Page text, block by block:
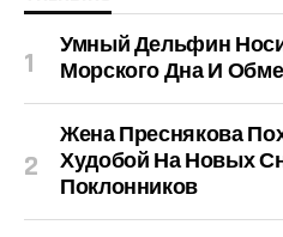
Умный Дельфин
Морского Дна И
Жена Преснякова
Худобой На Новых
Поклонников